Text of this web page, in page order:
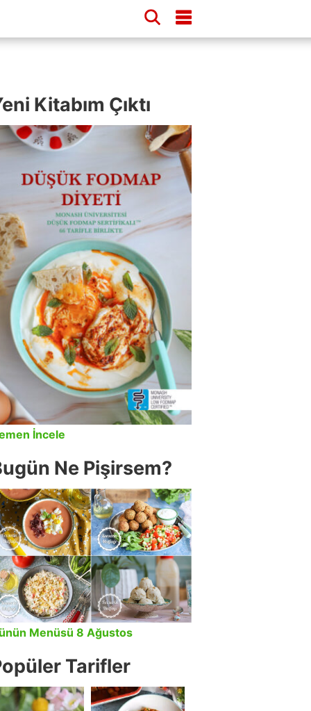
Kitabım Çıktı
İncele
Ne Pişirsem?
Menüsü 8 Ağustos
Tarifler